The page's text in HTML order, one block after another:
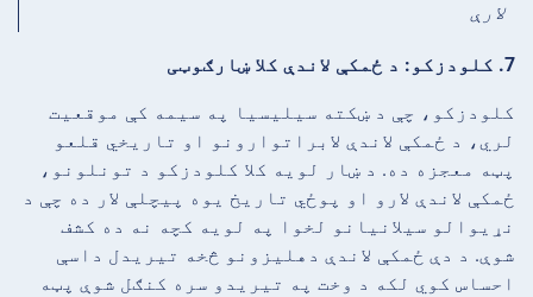
لارې
7. کلودزکو: د ځمکې لاندې کلا ښارګوټی
کلودزکو، چې د ښکته سیلیسیا په سیمه کې موقعیت
لري، د ځمکې لاندې لابراتوارونو او تاریخي قلعو
پټه معجزه ده. د ښار لویه کلا کلودزکو د تونلونو،
ځمکې لاندې لارو او پوځي تاریخ یوه پیچلې لار ده چې د
نړیوالو سیلانیانو لخوا په لویه کچه نه ده کشف
شوې. د دې ځمکې لاندې دهلیزونو څخه تیریدل داسې
احساس کوي لکه د وخت په تیریدو سره کنګل شوې پټه